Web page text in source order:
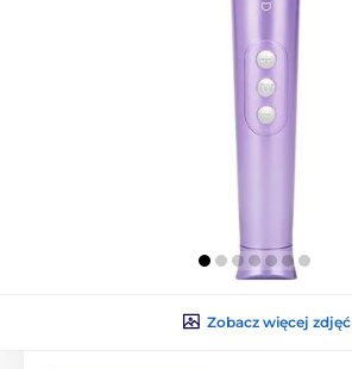
Zobacz więcej zdjęć